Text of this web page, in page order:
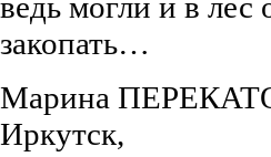
закопать…
Марина
Иркутск,